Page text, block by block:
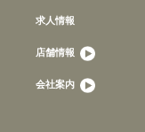
求人情報
店舗情報
会社案内